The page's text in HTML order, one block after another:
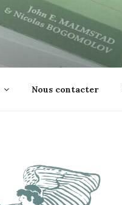
Nous contacter